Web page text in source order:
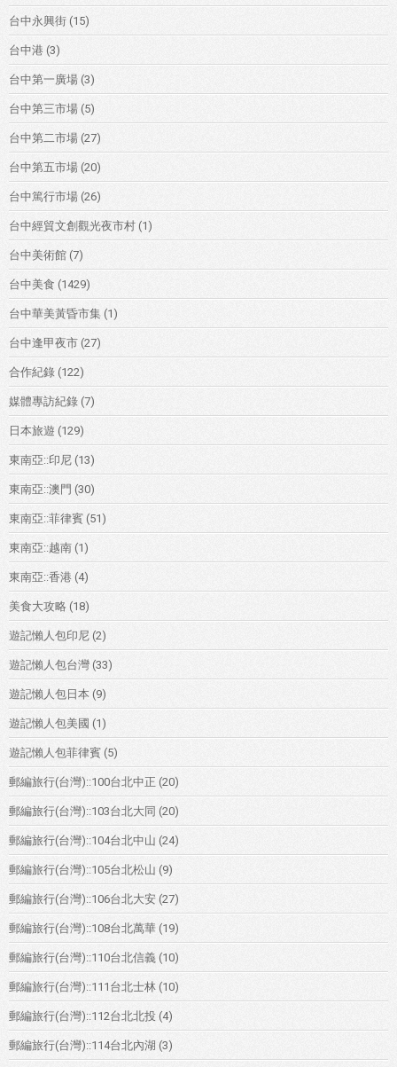
台中永興街 (15)
台中港 (3)
台中第一廣場 (3)
台中第三市場 (5)
台中第二市場 (27)
台中第五市場 (20)
台中篤行市場 (26)
台中經貿文創觀光夜市村 (1)
台中美術館 (7)
台中美食 (1429)
台中華美黃昏市集 (1)
台中逢甲夜市 (27)
合作紀錄 (122)
媒體專訪紀錄 (7)
日本旅遊 (129)
東南亞::印尼 (13)
東南亞::澳門 (30)
東南亞::菲律賓 (51)
東南亞::越南 (1)
東南亞::香港 (4)
美食大攻略 (18)
遊記懶人包印尼 (2)
遊記懶人包台灣 (33)
遊記懶人包日本 (9)
遊記懶人包美國 (1)
遊記懶人包菲律賓 (5)
郵編旅行(台灣)::100台北中正 (20)
郵編旅行(台灣)::103台北大同 (20)
郵編旅行(台灣)::104台北中山 (24)
郵編旅行(台灣)::105台北松山 (9)
郵編旅行(台灣)::106台北大安 (27)
郵編旅行(台灣)::108台北萬華 (19)
郵編旅行(台灣)::110台北信義 (10)
郵編旅行(台灣)::111台北士林 (10)
郵編旅行(台灣)::112台北北投 (4)
郵編旅行(台灣)::114台北內湖 (3)